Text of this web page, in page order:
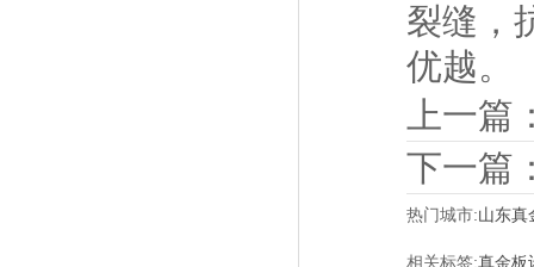
裂缝，
优越。
上一篇
下一篇
热门城市:山东真
相关标签:真金板